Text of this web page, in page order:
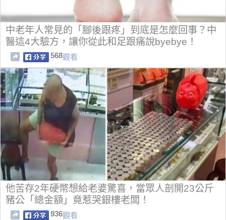
中老年人常見的「腳後跟疼」到底是怎麼回事？中
醫這4大驗方，讓你從此和足跟痛說byebye！
568觀看
他苦存2年硬幣想給老婆驚喜，當眾人剖開23公斤
豬公「總金額」竟惹哭銀樓老闆！
936觀看